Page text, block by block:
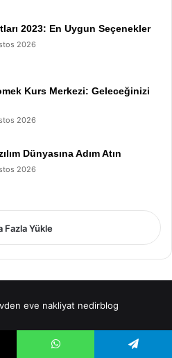
2023: En Uygun Seçenekler
2026
Kurs Merkezi: Geleceğinizi
2026
Dünyasına Adım Atın
2026
Fazla Yükle
eve nakliyat nedirblog